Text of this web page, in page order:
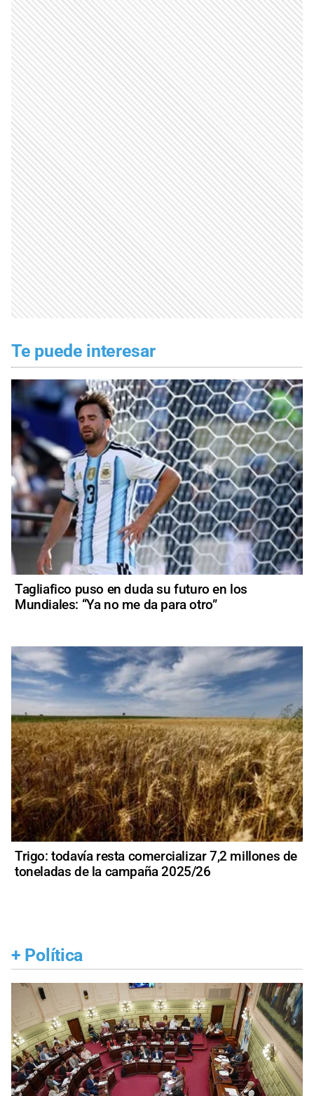
Te puede interesar
Tagliafico puso en duda su futuro en los
Mundiales: “Ya no me da para otro”
Trigo: todavía resta comercializar 7,2 millones de
toneladas de la campaña 2025/26
+ Política